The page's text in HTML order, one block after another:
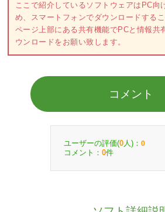
ここで紹介しているソフトウェアはPC向
め、スマートフォンでダウンロードするこ
ページ上部にある共有機能でPCと情報共
ウンロードをお願い致します。
コメント
ユーザーの評価(0 人)： 0
コメント： 0件